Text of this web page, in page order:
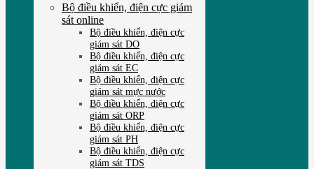
Bộ điều khiển, điện cực giám
sát online
Bộ điều khiển, điện cực
giám sát DO
Bộ điều khiển, điện cực
giám sát EC
Bộ điều khiển, điện cực
giám sát mực nước
Bộ điều khiển, điện cực
giám sát ORP
Bộ điều khiển, điện cực
giám sát PH
Bộ điều khiển, điện cực
giám sát TDS